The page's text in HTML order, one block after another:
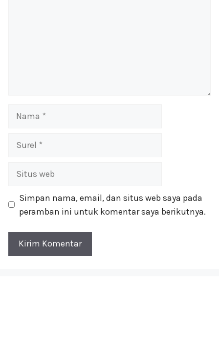
Nama
Surel
Situs
Simpan nama, email, dan situs web saya pada
peramban ini untuk komentar saya berikutnya.